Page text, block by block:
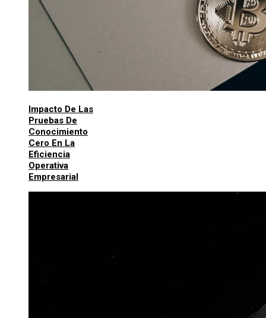
Impacto De Las
Pruebas De
Conocimiento
Cero En La
Eficiencia
Operativa
Empresarial